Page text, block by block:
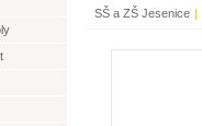
SŠ a ZŠ Jesenice |